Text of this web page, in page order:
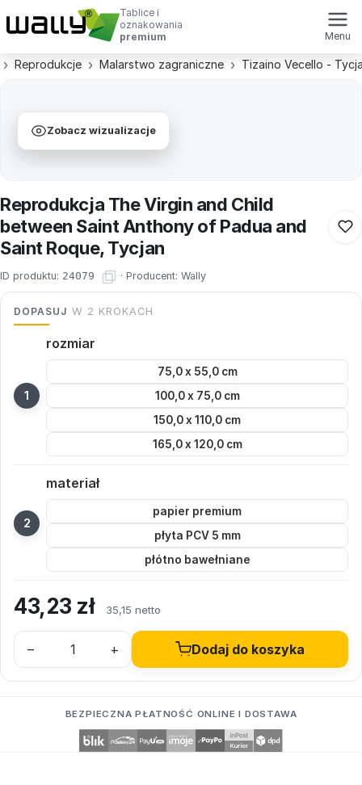
Tablice i
oznakowania
premium
Menu
Reprodukcje Malarstwo zagraniczne Tizaino Vecello -
Zobacz wizualizacje
Reprodukcja The Virgin and Child
between Saint Anthony of Padua and
Saint Roque, Tycjan
ID produktu: 24079 · Producent: Wally
DOPASUJ W 2 KROKACH
rozmiar
75,0 x 55,0 cm
100,0 x 75,0 cm
150,0 x 110,0 cm
165,0 x 120,0 cm
materiał
papier premium
płyta PCV 5 mm
płótno bawełniane
43,23 zł 35,15 netto
– + Dodaj do koszyka
BEZPIECZNA PŁATNOŚĆ ONLINE I DOSTAWA